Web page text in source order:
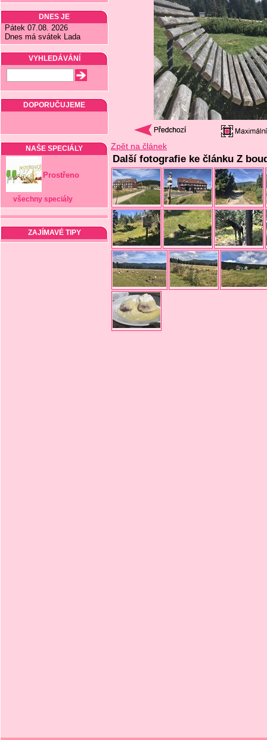
DNES JE
Pátek 07.08. 2026
Dnes má svátek Lada
VYHLEDÁVÁNÍ
DOPORUČUJEME
NAŠE SPECIÁLY
Prostřeno
všechny speciály
ZAJÍMAVÉ TIPY
Zpět na článek
Další fotografie ke článku Z